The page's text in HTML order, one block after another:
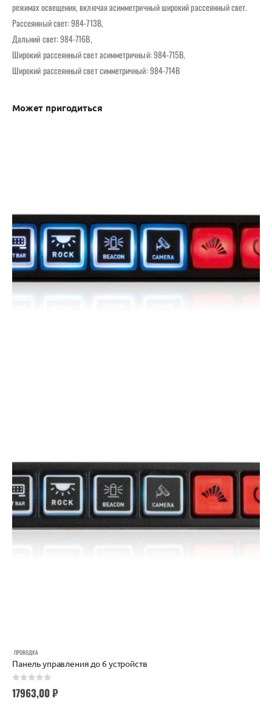
режимах освещения, включая асимметричный широкий рассеянный свет.
Рассеянный свет: 984-713B,
Дальний свет: 984-716B,
Широкий рассеянный свет асимметричный: 984-715B,
Широкий рассеянный свет симметричный: 984-714B
Может пригодиться
ПРОВОДКА
Панель управления до 6 устройств
17963,00₽